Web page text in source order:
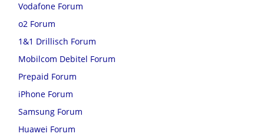
Vodafone Forum
o2 Forum
1&1 Drillisch Forum
Mobilcom Debitel Forum
Prepaid Forum
iPhone Forum
Samsung Forum
Huawei Forum